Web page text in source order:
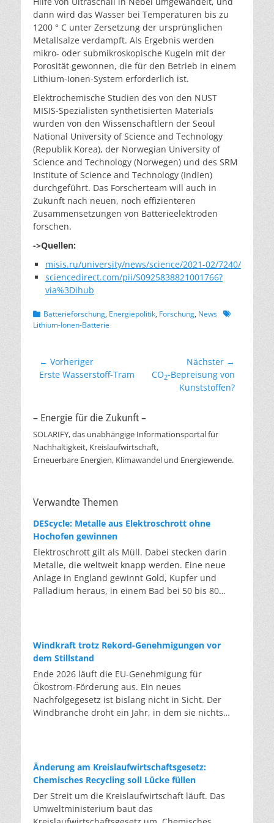
dann wird das Wasser bei Temperaturen bis zu
1200 ° C unter Zersetzung der ursprünglichen
Metallsalze verdampft. Als Ergebnis werden
mikro- oder submikroskopische Kugeln mit der
Porosität gewonnen, die für den Betrieb in einem
Lithium-Ionen-System erforderlich ist.
Elektrochemische Studien des von den NUST
MISIS-Spezialisten synthetisierten Materials
wurden von den Wissenschaftlern der Seoul
National University of Science and Technology
(Republik Korea), der Norwegian University of
Science and Technology (Norwegen) und des SRM
Institute of Science and Technology (Indien)
durchgeführt. Das Forscherteam will auch in
Zukunft nach neuen, noch effizienteren
Zusammensetzungen von Batterieelektroden
forschen.
->Quellen:
misis.ru/university/news/science/2021-02/7240/
sciencedirect.com/pii/S0925838821001766?
via%3Dihub
Kategorien
Batterieforschung, Energiepolitik, Forschung, News Schlagworte
Lithium-Ionen-Batterie
Beitragsnavigation
← Vorheriger
Vorheriger
Erste Wasserstoff-Tram
Nächster →
Nächster
CO2-Bepreisung von
Kunststoffen?
– Energie für die Zukunft –
SOLARIFY, das unabhängige Informationsportal für
Nachhaltigkeit, Kreislaufwirtschaft,
Erneuerbare Energien, Klimawandel und Energiewende.
Verwandte Themen
DEScycle: Metalle aus Elektroschrott ohne
Hochofen gewinnen
Elektroschrott gilt als Müll. Dabei stecken darin
Metalle, die weltweit knapp werden. Eine neue
Anlage in England gewinnt Gold, Kupfer und
Palladium heraus, in einem Bad bei 50 bis 80
tausend Grad ein. Energieintensiv und nur im
industriellen Großmaßstab möglich. Das Londoner
Start-up DEScycle hat im englischen Teesside eine
Demonstrationsanlage eröffnet, die ohne diese
Hitze auskommt: Ein chemisches Bad löst die
Metalle bei 50 bis 80 Grad heraus, statt sie
einzuschmelzen. Das Verfahren heißt Iono-
Platine Elektronen und macht sie dadurch löslich.
Unterschiedliche Lösungsmittel-Rezepturen holen
gezielt einzelne Metalle heraus. Zuerst Kupfer,
Silber und Palladium, danach separat das Gold.
Windkraft trotz Rekord-Genehmigungen vor
dem Stillstand
Ende 2026 läuft die EU-Genehmigung für
Ökostrom-Förderung aus. Ein neues
Nachfolgegesetz ist bislang nicht in Sicht. Der
Windbranche droht ein Jahr, in dem sie nichts
die Verfahren laufen heute deutlich schneller. Die
Halbjahresbilanz der Branche bestätigt dieses
Muster: So viele Windräder wie nie zuvor wurden
genehmigt, doch im ersten Halbjahr gingen netto
nur rund zwei Gigawatt ans Netz. Der Bestand
Änderung am Kreislaufwirtschaftsgesetz:
Chemisches Recycling soll Lücke füllen
Der Streit um die Kreislaufwirtschaft läuft. Das
Umweltministerium baut das